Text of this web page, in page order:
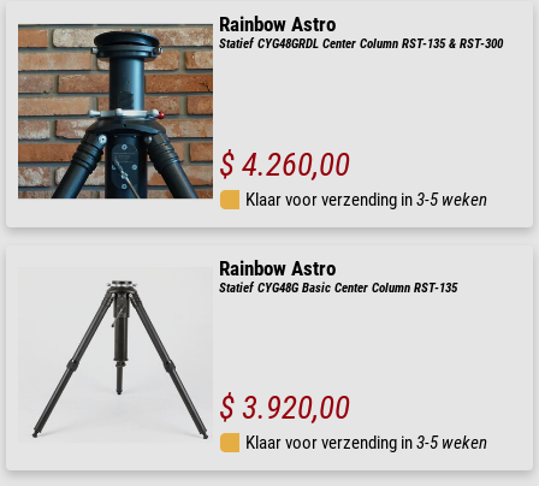
Rainbow Astro
Statief CYG48GRDL Center Column RST-135 & RST-300
$ 4.260,00
Klaar voor verzending in3-5 weken
Rainbow Astro
Statief CYG48G Basic Center Column RST-135
$ 3.920,00
Klaar voor verzending in3-5 weken